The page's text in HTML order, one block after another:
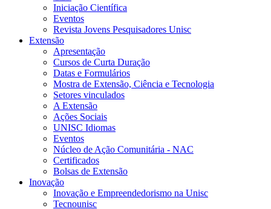
Iniciação Científica
Eventos
Revista Jovens Pesquisadores Unisc
Extensão
Apresentação
Cursos de Curta Duração
Datas e Formulários
Mostra de Extensão, Ciência e Tecnologia
Setores vinculados
A Extensão
Ações Sociais
UNISC Idiomas
Eventos
Núcleo de Ação Comunitária - NAC
Certificados
Bolsas de Extensão
Inovação
Inovação e Empreendedorismo na Unisc
Tecnounisc